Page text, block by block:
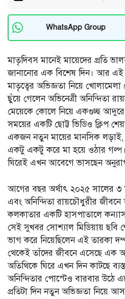
WhatsApp Group
মাতৃদিবস মানেই মায়েদের প্রতি
জানানোর এক বিশেষ দিন। আর
মাতৃত্বের অভিজ্ঞতা নিয়ে
ছুঁয়ে গেলেন অভিনেত্রী অনিন্দিতা
মেয়েকে কোলে নিয়ে একগুচ্ছ আদুরে
সময়ের একটি ছোট্ট ভিডিও ক্লিপ
একজন নতুন মায়ের মানসিক লড়াই,
একটু একটু করে মা হয়ে ওঠার
ঘিরেই এখন আবেগে ভাসছেন
আগের বছর অর্থাৎ ২০২৫ সালের ৩
এবং অনিন্দিতা রায়চৌধুরীর
কলকাতার একটি হাসপাতালে
সেই সুখবর সোশ্যাল মিডিয়ায় ছবি
ভাগ করে নিয়েছিলেন এই তারকা
থেকেই তাঁদের জীবনে এসেছে এক
অতিথিকে ঘিরে এখন দিন কাটছে
অনিন্দিতার পোস্টেও বারবার উঠে
প্রতিটা দিন নতুন অভিজ্ঞতা নিয়ে